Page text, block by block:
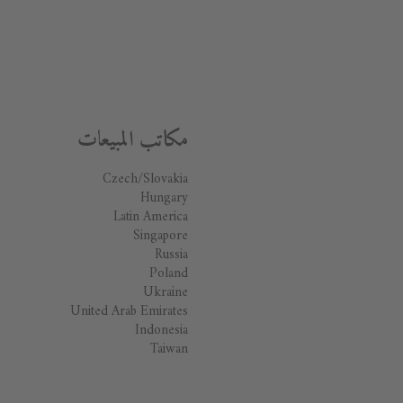
مكاتب المبيعات
Czech/Slovakia
Hungary
Latin America
Singapore
Russia
Poland
Ukraine
United Arab Emirates
Indonesia
Taiwan